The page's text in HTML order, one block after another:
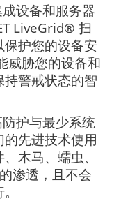
成设备和服务器
LiveGrid® 扫
护您的设备安
威胁您的设备和
警戒状态的智
防护与最少系统
先进技术使用
木马、蠕虫、
渗透，且不会